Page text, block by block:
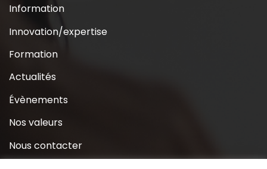
Information
Innovation/expertise
Formation
Actualités
Évènements
Nos valeurs
Nous contacter